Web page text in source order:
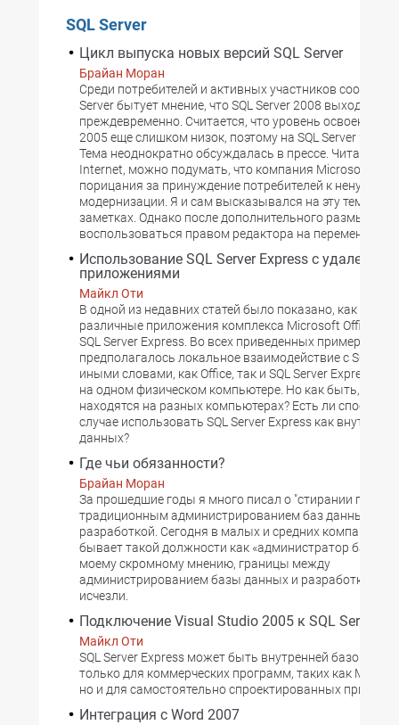
SQL Server
Цикл выпуска новых версий SQL Server
Брайан Моран
Среди потребителей и активных участников
Server бытует мнение, что SQL Server 2008 выходит
преждевременно. Считается, что уровень освоения
2005 еще слишком низок, поэтому на SQL Server 2008
Тема неоднократно обсуждалась в прессе. Читая
Internet, можно подумать, что компания Microsoft
порицания за принуждение потребителей к ненужной
модернизации. Я и сам высказывался на эту тему в
заметках. Однако после дополнительного
воспользоваться правом редактора на перемену
Использование SQL Server Express с
приложениями
Майкл Оти
В одной из недавних статей было показано, как
различные приложения комплекса Microsoft Office к
SQL Server Express. Во всех приведенных примерах
предполагалось локальное взаимодействие с SQL
иными словами, как Office, так и SQL Server Express
на одном физическом компьютере. Но как быть, если
находятся на разных компьютерах? Есть ли способы
случае использовать SQL Server Express как
данных?
Где чьи обязанности?
Брайан Моран
За прошедшие годы я много писал о "стирании
традиционным администрированием баз данных и
разработкой. Сегодня в малых и средних компаниях
бывает такой должности как «администратор баз
моему скромному мнению, границы между
администрированием базы данных и разработкой
исчезли.
Подключение Visual Studio 2005 к SQL Server
Майкл Оти
SQL Server Express может быть внутренней базой
только для коммерческих программ, таких как
но и для самостоятельно спроектированных
Интеграция с Word 2007